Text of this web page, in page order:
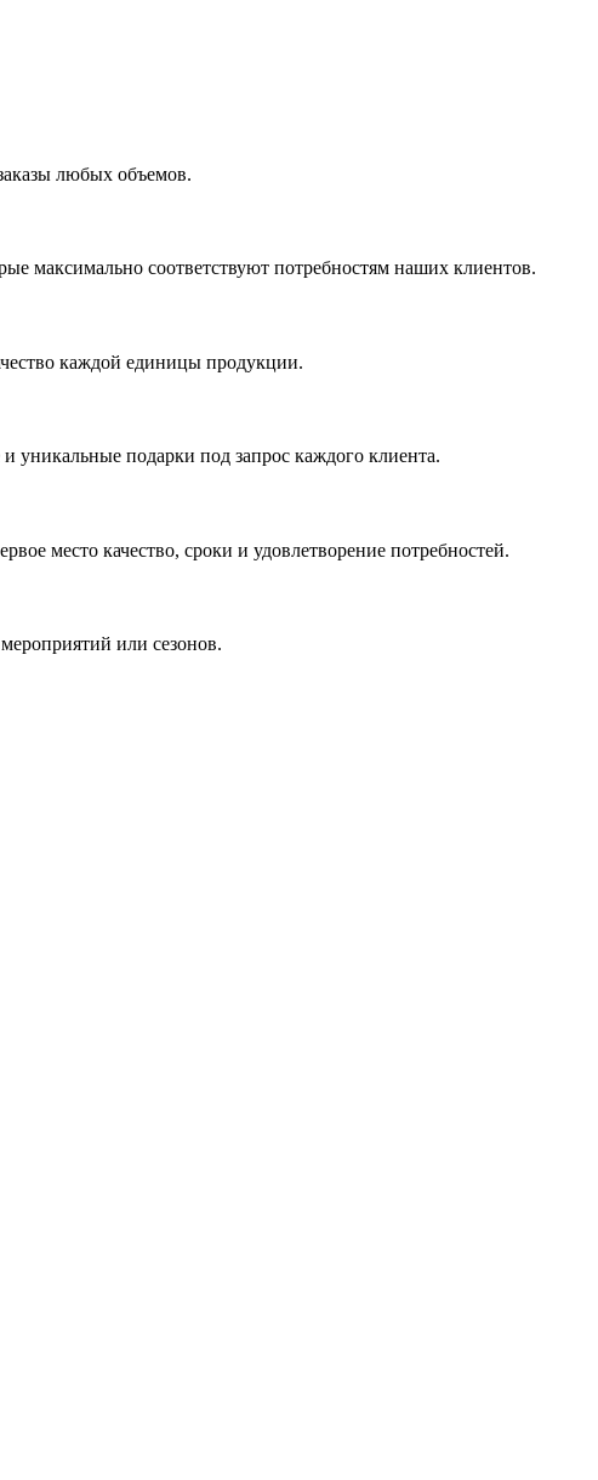
любых объемов.
максимально соответствуют потребностям наших клиентов.
каждой единицы продукции.
уникальные подарки под запрос каждого клиента.
место качество, сроки и удовлетворение потребностей.
или сезонов.